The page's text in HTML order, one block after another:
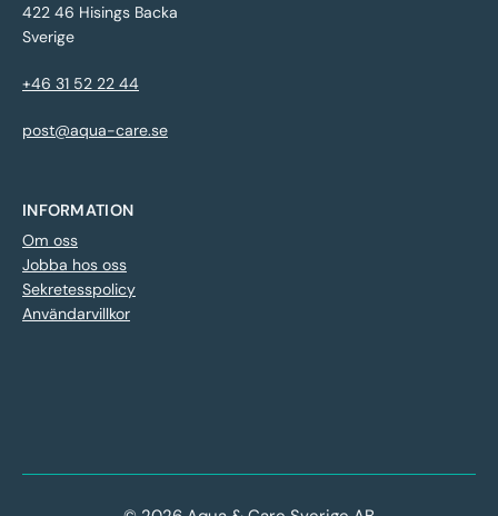
422 46 Hisings Backa
Sverige
+46 31 52 22 44
post@aqua-care.se
INFORMATION
Om oss
Jobba hos oss
Sekretesspolicy
Användarvillkor